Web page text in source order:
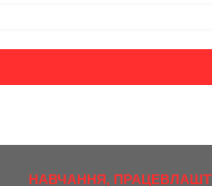
НАВЧАННЯ,